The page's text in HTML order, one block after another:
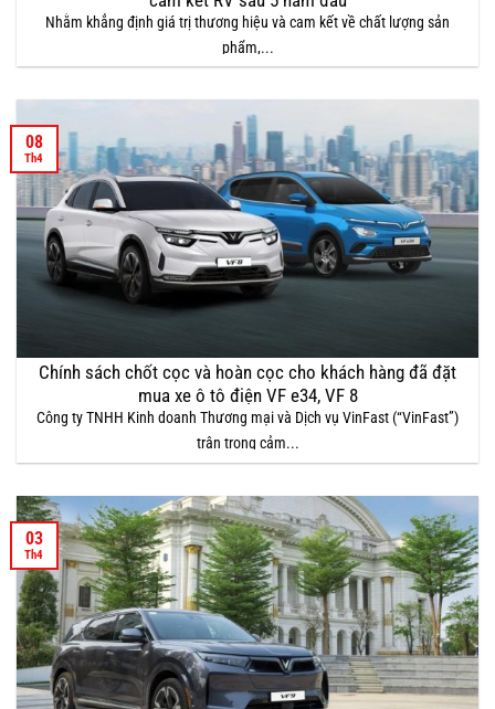
Nhằm khẳng định giá trị thương hiệu và cam kết về chất lượng sản
phẩm,...
Chính sách chốt cọc và hoàn cọc cho khách hàng đã đặt
mua xe ô tô điện VF e34, VF 8
Công ty TNHH Kinh doanh Thương mại và Dịch vụ VinFast (“VinFast”)
trân trọng cảm...
08
Th4
03
Th4